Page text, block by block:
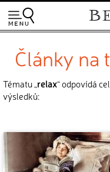
Články na
Tématu „relax“ odpovídá
výsledků: